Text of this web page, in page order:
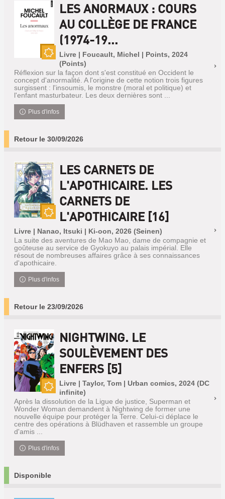
LES ANORMAUX : COURS
AU COLLÈGE DE FRANCE
(1974-19...
Livre | Foucault, Michel | Points, 2024
(Points)
Réflexion sur la façon dont s'est constitué en Occident le
concept d'anormalité. A l'origine de cette notion trois figures
surgissent : l'insoumis, le monstre (moral et politique) et
l'enfant masturbateur. Les deux dernières sont ...
Plus d'infos
Retour le 30/09/2026
LES CARNETS DE
L'APOTHICAIRE. LES
CARNETS DE
L'APOTHICAIRE [16]
Livre | Nanao, Itsuki | Ki-oon, 2026 (Seinen)
La suite des aventures de Mao Mao, dame de compagnie et
goûteuse au service de Gyokuyo au palais impérial. Elle
résout de nombreuses affaires grâce à ses connaissances
d'apothicaire.
Plus d'infos
Retour le 23/09/2026
NIGHTWING. LE
SOULÈVEMENT DES
ENFERS [5]
Livre | Taylor, Tom | Urban comics, 2024 (DC
infinite)
Après la dissolution de la Ligue de justice, Superman et
Wonder Woman demandent à Nightwing de former une
nouvelle équipe pour protéger la Terre. Celui-ci déplace le
centre des opérations à Blüdhaven et rassemble un groupe
d'amis ...
Plus d'infos
Disponible